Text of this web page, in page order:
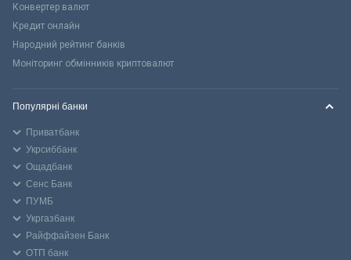
Конвертер валют
Кредит онлайн
Народний рейтинг банків
Моніторинг обмінників криптовалют
Популярні банки
Приватбанк
Укрсиббанк
Ощадбанк
Сенс Банк
ПУМБ
Укргазбанк
Райффайзен Банк
ОТП банк